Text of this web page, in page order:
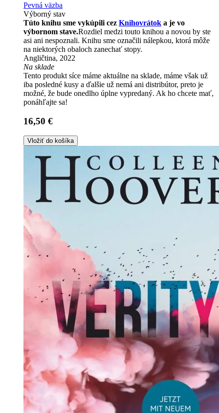
Pevná väzba
Výborný stav
Túto knihu sme vykúpili cez Knihovrátok a je vo
výbornom stave.Rozdiel medzi touto knihou a novou by ste
asi ani nespoznali. Knihu sme označili nálepkou, ktorá môže
na niektorých obaloch zanechať stopy.
Angličtina, 2022
Na sklade
Tento produkt síce máme aktuálne na sklade, máme však už
iba posledné kusy a ďalšie už nemá ani distribútor, preto je
možné, že bude onedlho úplne vypredaný. Ak ho chcete mať,
ponáhľajte sa!
16,50 €
Vložiť do košíka